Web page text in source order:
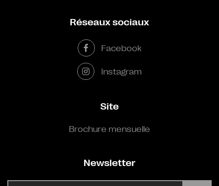
Réseaux sociaux
Facebook
Instagram
Site
Brochure mensuelle
Newsletter